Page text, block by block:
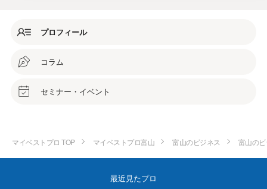
プロフィール
コラム
セミナー・イベント
マイベストプロ TOP マイベストプロ富山 富山のビジネス 富山の
最近見たプロ